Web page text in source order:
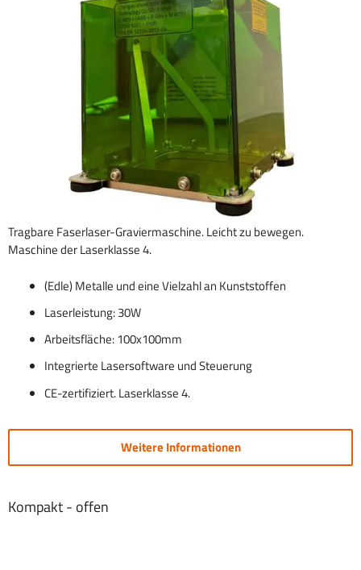
Tragbare Faserlaser-Graviermaschine. Leicht zu bewegen.
Maschine der Laserklasse 4.
(Edle) Metalle und eine Vielzahl an Kunststoffen
Laserleistung: 30W
Arbeitsfläche: 100x100mm
Integrierte Lasersoftware und Steuerung
CE-zertifiziert. Laserklasse 4.
Weitere Informationen
Kompakt - offen